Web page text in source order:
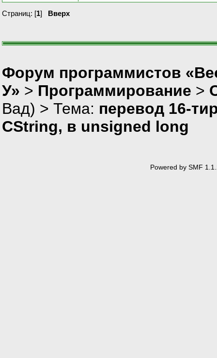
Страниц: [1] Вверх
Форум программистов
У» > Программирование >
Вад) > Тема: перевод 16-
CString, в unsigned long
Powered by SMF